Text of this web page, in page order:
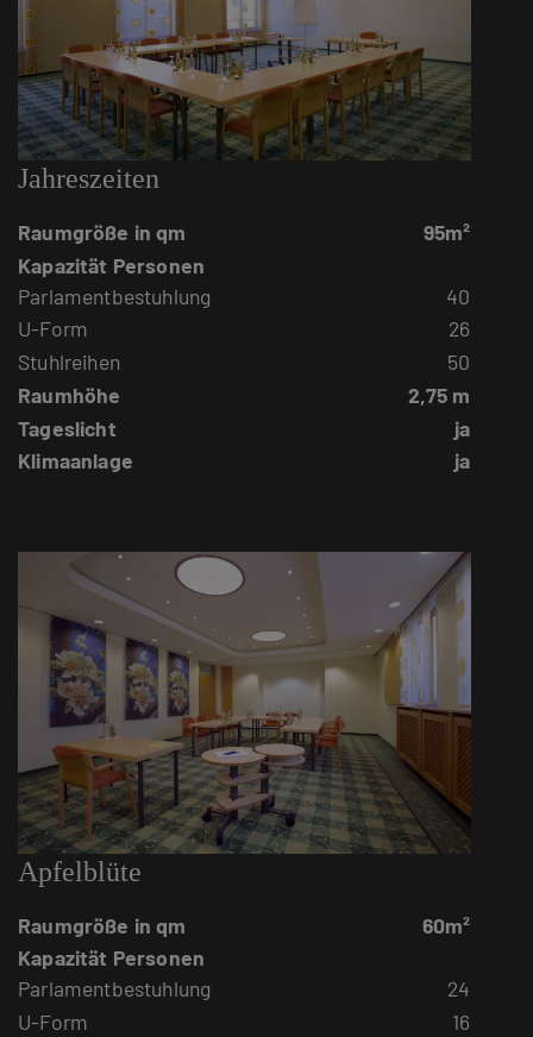
Jahreszeiten
Raumgröße in qm
95m²
Kapazität Personen
Parlamentbestuhlung
40
U-Form
26
Stuhlreihen
50
Raumhöhe
2,75 m
Tageslicht
ja
Klimaanlage
ja
Apfelblüte
Raumgröße in qm
60m²
Kapazität Personen
Parlamentbestuhlung
24
U-Form
16